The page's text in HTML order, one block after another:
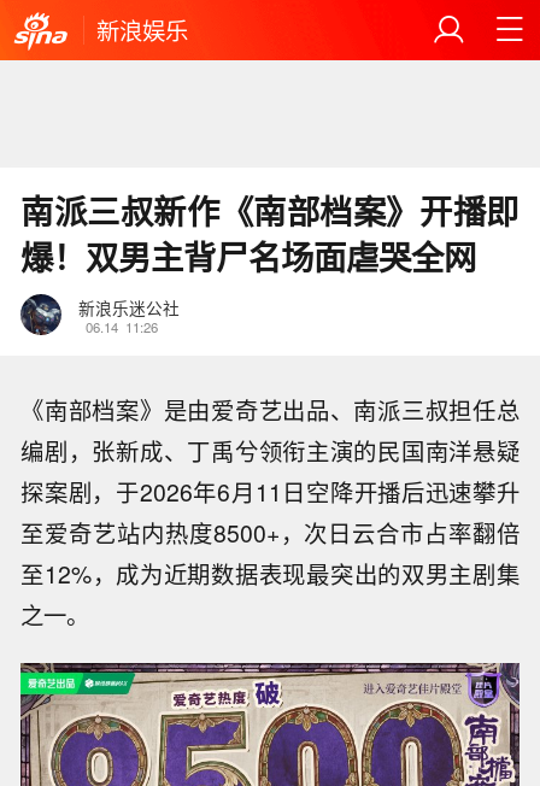
新浪娱乐
南派三叔新作《南部档案》开播即
爆！双男主背尸名场面虐哭全网
新浪乐迷公社
06.14 11:26
《南部档案》是由爱奇艺出品、南派三叔担任总
编剧，张新成、丁禹兮领衔主演的民国南洋悬疑
探案剧，于2026年6月11日空降开播后迅速攀升
至爱奇艺站内热度8500+，次日云合市占率翻倍
至12%，成为近期数据表现最突出的双男主剧集
之一。